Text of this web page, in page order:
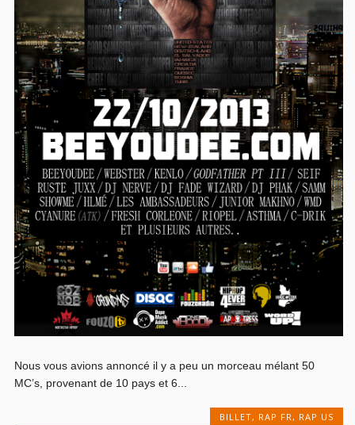
Nous vous avions annoncé il y a peu un morceau mélant 50
MC’s, provenant de 10 pays et 6...
BILLET, RAP FR , RAP US